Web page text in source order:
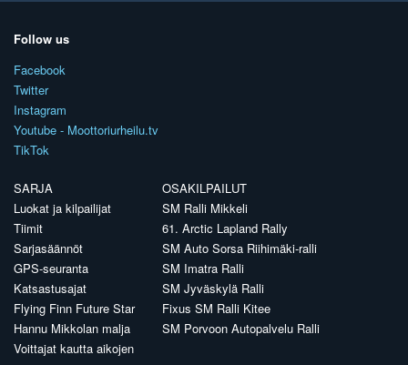
Follow us
Facebook
Twitter
Instagram
Youtube - Moottoriurheilu.tv
TikTok
SARJA
Luokat ja kilpailijat
Tiimit
Sarjasäännöt
GPS-seuranta
Katsastusajat
Flying Finn Future Star
Hannu Mikkolan malja
Voittajat kautta aikojen
OSAKILPAILUT
SM Ralli Mikkeli
61. Arctic Lapland Rally
SM Auto Sorsa Riihimäki-ralli
SM Imatra Ralli
SM Jyväskylä Ralli
Fixus SM Ralli Kitee
SM Porvoon Autopalvelu Ralli